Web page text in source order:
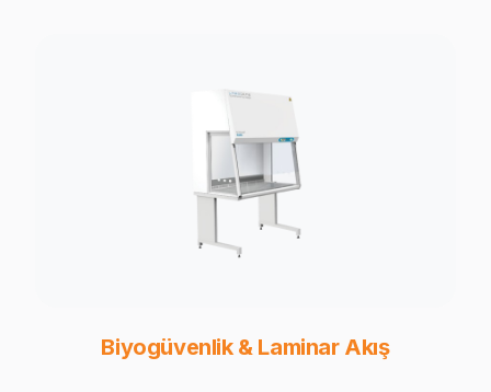
Biyogüvenlik & Laminar Akış